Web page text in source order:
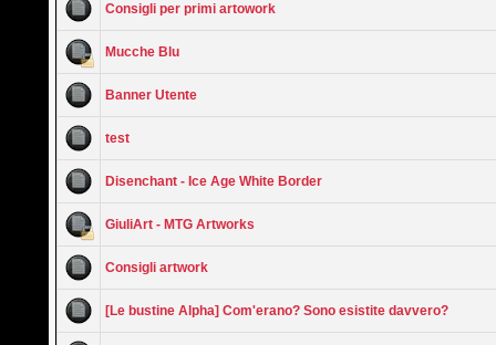
Consigli per primi artowork
Mucche Blu
Banner Utente
test
Disenchant - Ice Age White Border
GiuliArt - MTG Artworks
Consigli artwork
[Le bustine Alpha] Com'erano? Sono esistite davvero?